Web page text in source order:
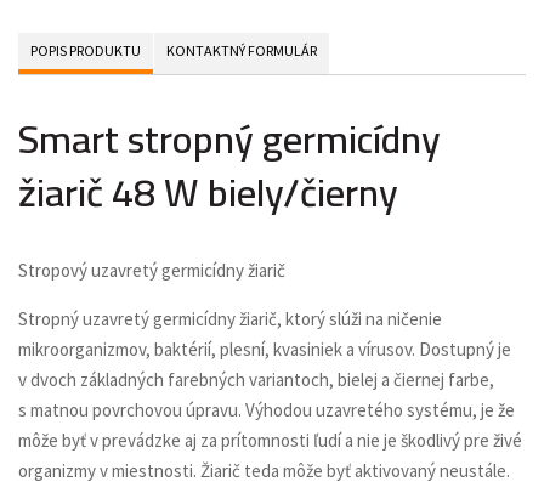
POPIS PRODUKTU KONTAKTNÝ FORMULÁR
Smart stropný germicídny
žiarič 48 W biely/čierny
Stropový uzavretý germicídny žiarič
Stropný uzavretý germicídny žiarič, ktorý slúži na ničenie
mikroorganizmov, baktérií, plesní, kvasiniek a vírusov. Dostupný je
v dvoch základných farebných variantoch, bielej a čiernej farbe,
s matnou povrchovou úpravu. Výhodou uzavretého systému, je že
môže byť v prevádzke aj za prítomnosti ľudí a nie je škodlivý pre živé
organizmy v miestnosti. Žiarič teda môže byť aktivovaný neustále.